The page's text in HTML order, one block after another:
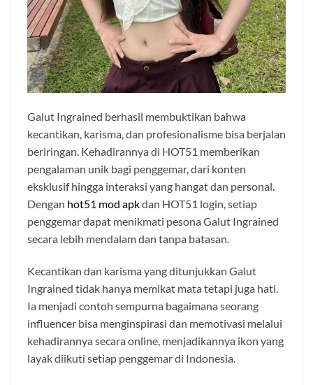
Galut Ingrained berhasil membuktikan bahwa
kecantikan, karisma, dan profesionalisme bisa berjalan
beriringan. Kehadirannya di HOT51 memberikan
pengalaman unik bagi penggemar, dari konten
eksklusif hingga interaksi yang hangat dan personal.
Dengan hot51 mod apkdan HOT51 login, setiap
penggemar dapat menikmati pesona Galut Ingrained
secara lebih mendalam dan tanpa batasan.
Kecantikan dan karisma yang ditunjukkan Galut
Ingrained tidak hanya memikat mata tetapi juga hati.
Ia menjadi contoh sempurna bagaimana seorang
influencer bisa menginspirasi dan memotivasi melalui
kehadirannya secara online, menjadikannya ikon yang
layak diikuti setiap penggemar di Indonesia.